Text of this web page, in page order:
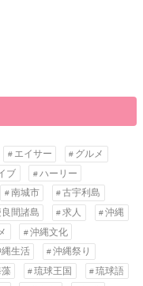
エイサー
グルメ
ブ
ハーリー
南城市
古宇利島
良間諸島 求人
沖縄
沖縄文化
生活
沖縄祭り
琉球王国
琉球語